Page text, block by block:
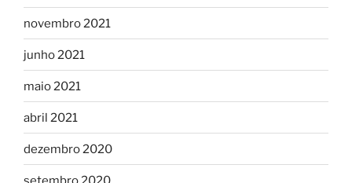
novembro 2021
junho 2021
maio 2021
abril 2021
dezembro 2020
setembro 2020